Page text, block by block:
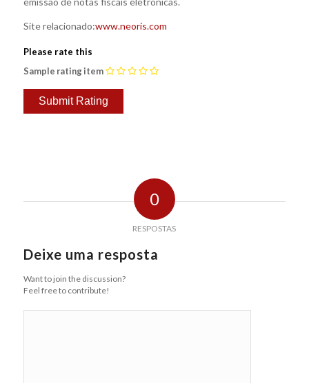
Site relacionado:www.neoris.com
Please rate this
Sample rating item
0
RESPOSTAS
Deixe uma resposta
Want to join the discussion?
Feel free to contribute!